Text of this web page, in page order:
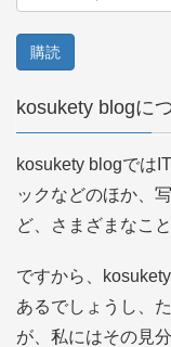
ル
ド
ス
kosukety blogに
kosukety blogでは
ックなどのほか、
ど、さまざまなこ
ですから、
あるでしょうし、
が、私にはその見